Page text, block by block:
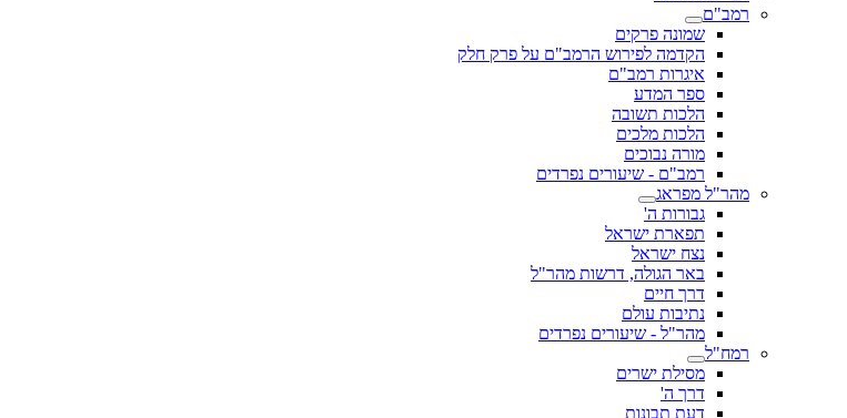
רמב"ם
שמונה פרקים
הקדמה לפירוש הרמב"ם על פרק חלק
איגרות רמב"ם
ספר המדע
הלכות תשובה
הלכות מלכים
מורה נבוכים
רמב"ם - שיעורים נפרדים
מהר"ל מפראג
גבורות ה'
תפארת ישראל
נצח ישראל
באר הגולה, דרשות מהר"ל
דרך חיים
נתיבות עולם
מהר"ל - שיעורים נפרדים
רמח"ל
מסילת ישרים
דרך ה'
דעת תבונות